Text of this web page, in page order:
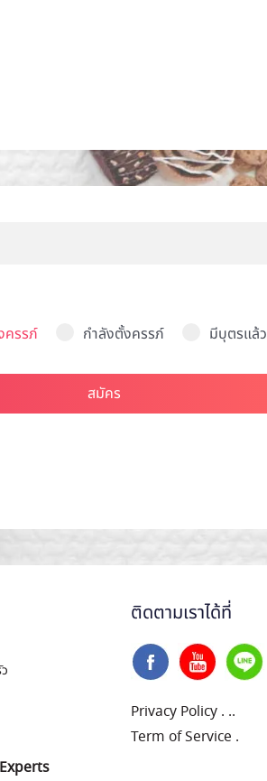
ครรภ์
กำลังตั้งครรภ์ มีบุตรแล้ว
สมัคร
ติดตามเราได้ที่
Privacy Policy . ..
Term of Service .